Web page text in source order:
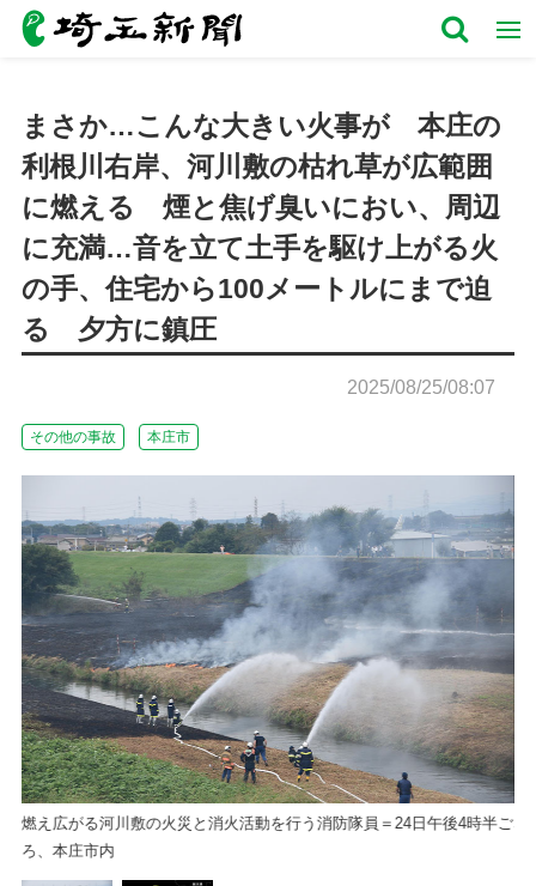
まさか…こんな大きい火事が 本庄の
利根川右岸、河川敷の枯れ草が広範囲
に燃える 煙と焦げ臭いにおい、周辺
に充満…音を立て土手を駆け上がる火
の手、住宅から100メートルにまで迫
る 夕方に鎮圧
2025/08/25/08:07
その他の事故 本庄市
燃え広がる河川敷の火災と消火活動を行う消防隊員＝24日午後4時半ご
ろ、本庄市内